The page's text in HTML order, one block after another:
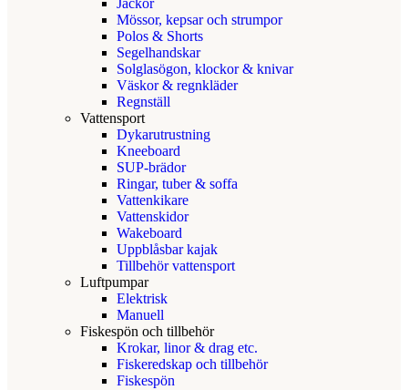
Jackor
Mössor, kepsar och strumpor
Polos & Shorts
Segelhandskar
Solglasögon, klockor & knivar
Väskor & regnkläder
Regnställ
Vattensport
Dykarutrustning
Kneeboard
SUP-brädor
Ringar, tuber & soffa
Vattenkikare
Vattenskidor
Wakeboard
Uppblåsbar kajak
Tillbehör vattensport
Luftpumpar
Elektrisk
Manuell
Fiskespön och tillbehör
Krokar, linor & drag etc.
Fiskeredskap och tillbehör
Fiskespön